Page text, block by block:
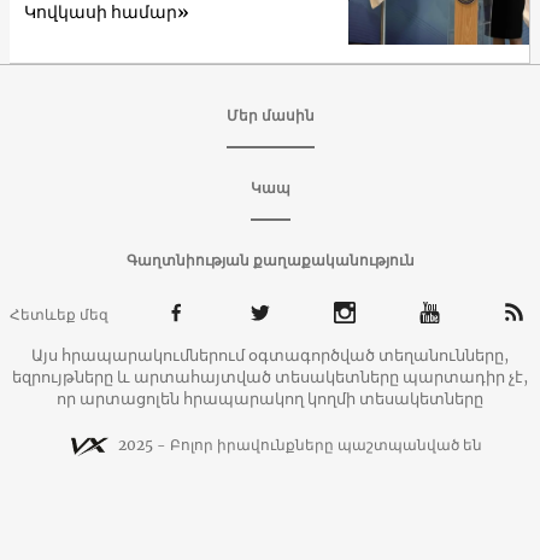
Կովկասի համար»
Մեր մասին
Կապ
Գաղտնիության քաղաքականություն
Հետևեք մեզ
Այս հրապարակումներում օգտագործված տեղանունները,
եզրույթները և արտահայտված տեսակետները պարտադիր չէ,
որ արտացոլեն հրապարակող կողմի տեսակետները
2025 - Բոլոր իրավունքները պաշտպանված են